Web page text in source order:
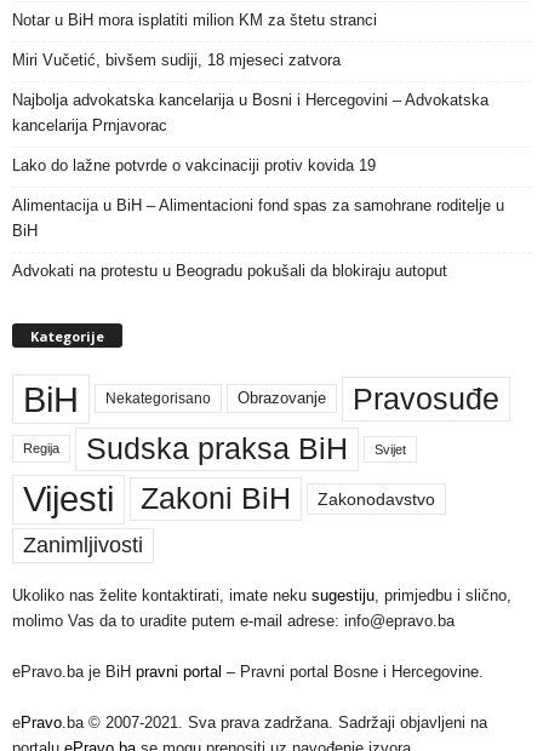
Notar u BiH mora isplatiti milion KM za štetu stranci
Miri Vučetić, bivšem sudiji, 18 mjeseci zatvora
Najbolja advokatska kancelarija u Bosni i Hercegovini – Advokatska
kancelarija Prnjavorac
Lako do lažne potvrde o vakcinaciji protiv kovida 19
Alimentacija u BiH – Alimentacioni fond spas za samohrane roditelje u
BiH
Advokati na protestu u Beogradu pokušali da blokiraju autoput
Kategorije
BiH Nekategorisano Obrazovanje Pravosuđe
Regija Sudska praksa BiH Svijet
Vijesti Zakoni BiH Zakonodavstvo
Zanimljivosti
Ukoliko nas želite kontaktirati, imate neku sugestiju , primjedbu i slično,
molimo Vas da to uradite putem e-mail adrese: info@epravo.ba
ePravo.ba je BiH pravni portal – Pravni portal Bosne i Hercegovine.
ePravo .ba © 2007-2021. Sva prava zadržana. Sadržaji objavljeni na